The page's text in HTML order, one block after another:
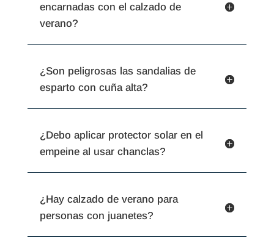
encarnadas con el calzado de
verano?
¿Son peligrosas las sandalias de
esparto con cuña alta?
¿Debo aplicar protector solar en el
empeine al usar chanclas?
¿Hay calzado de verano para
personas con juanetes?